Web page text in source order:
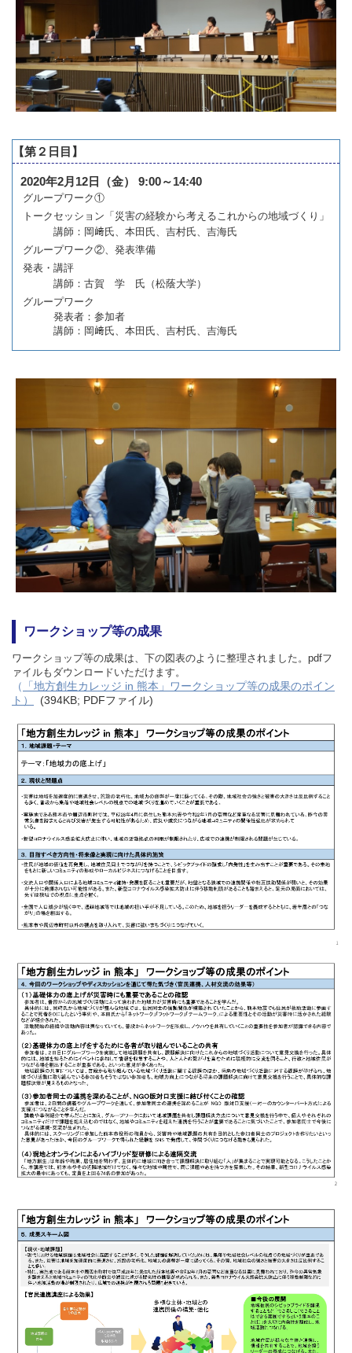
【第２日目】
2020年2月12日（金） 9:00～14:40
グループワーク①
トークセッション「災害の経験から考えるこれからの地域づくり」
講師：岡﨑氏、本田氏、吉村氏、吉海氏
グループワーク②、発表準備
発表・講評
講師：古賀 学 氏（松蔭大学）
グループワーク
発表者：参加者
講師：岡﨑氏、本田氏、吉村氏、吉海氏
ワークショップ等の成果
ワークショップ等の成果は、下の図表のように整理されました。pdfフ
ァイルもダウンロードいただけます。
（
「地方創生カレッジ in 熊本」ワークショップ等の成果のポイン
ト）
(394KB; PDFファイル)